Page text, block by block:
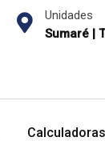
Unidades
Sumaré |
Calculadoras